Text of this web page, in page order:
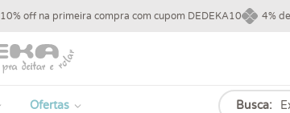
10% off na primeira compra com cupom DEDEKA10 4%
Ofertas Busca: